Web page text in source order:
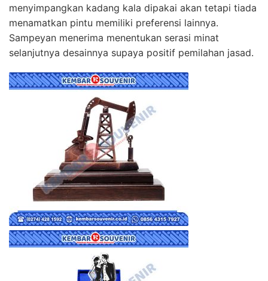
menyimpangkan kadang kala dipakai akan tetapi tiada
menamatkan pintu memiliki preferensi lainnya.
Sampeyan menerima menentukan serasi minat
selanjutnya desainnya supaya positif pemilahan jasad.